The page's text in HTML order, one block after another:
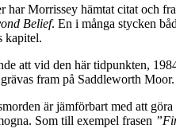
har Morrissey hämtat citat och
Belief. En i många stycken
kapitel.
att vid den här tidpunkten,
fram på Saddleworth
är jämförbart med att
Som till exempel frasen